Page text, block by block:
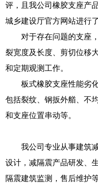
评，且我公司橡胶支座产
城乡建设厅官方网站进行
对于存在问题的支座
裂宽度及长度、剪切位移
和定期观测工作。
板式橡胶支座性能劣
包括裂纹、钢扳外艏、不
和支座位置串动等。
我公司专业从事建筑
设计，减隔震产品研发、
隔震建筑监测，售后维护